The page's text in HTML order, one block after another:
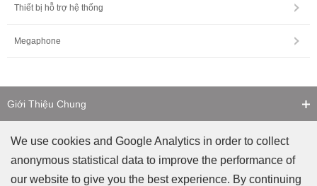
Thiết bị hỗ trợ hệ thống
Megaphone
Giới Thiệu Chung
Liên Hệ
Cảnh Báo Giả Mạo
We use cookies and Google Analytics in order to collect
anonymous statistical data to improve the performance of
our website to give you the best experience. By continuing